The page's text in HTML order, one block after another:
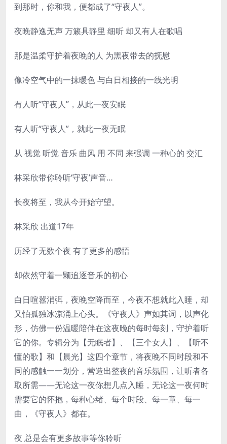
到那时，你和我，便都成了“守夜人”。
夜晚静逸无声 万籁具静里 细听 却又有人在歌唱
那是温柔守护着夜晚的人 为黑夜带去的抚慰
像冷空气中的一抹暖色 与白日相接的一线光明
有人听“守夜人”，从此一夜安眠
有人听“守夜人”，就此一夜无眠
从 视觉 听觉 音乐 曲风 用 不同 来强调 一种心的 交汇
林采欣带你聆听‘守夜’声音…
长夜将至，我从今开始守望。
林采欣 出道17年
历经了无数个夜 有了更多的感悟
却依然守着一颗追逐音乐的初心
白日喧嚣消弭，夜晚空降而至，今夜不想就此入睡，却
又怕孤独冰凉涌上心头。《守夜人》声如其词，以声化
形，仿佛一份温暖陪伴在这夜晚的每时每刻，守护着听
它的你。专辑分为【无眠者】、【三个女人】、【听不
懂的歌】和【晨光】这四个章节，将夜晚不同时段和不
同的感触一一划分，营造出整夜的音乐氛围，让听者各
取所需——无论这一夜你想几点入睡，无论这一夜何时
需要它的怀抱，每种心绪、每个时段、每一章、每一
曲，《守夜人》都在。
夜 总是会有更多故事等你聆听